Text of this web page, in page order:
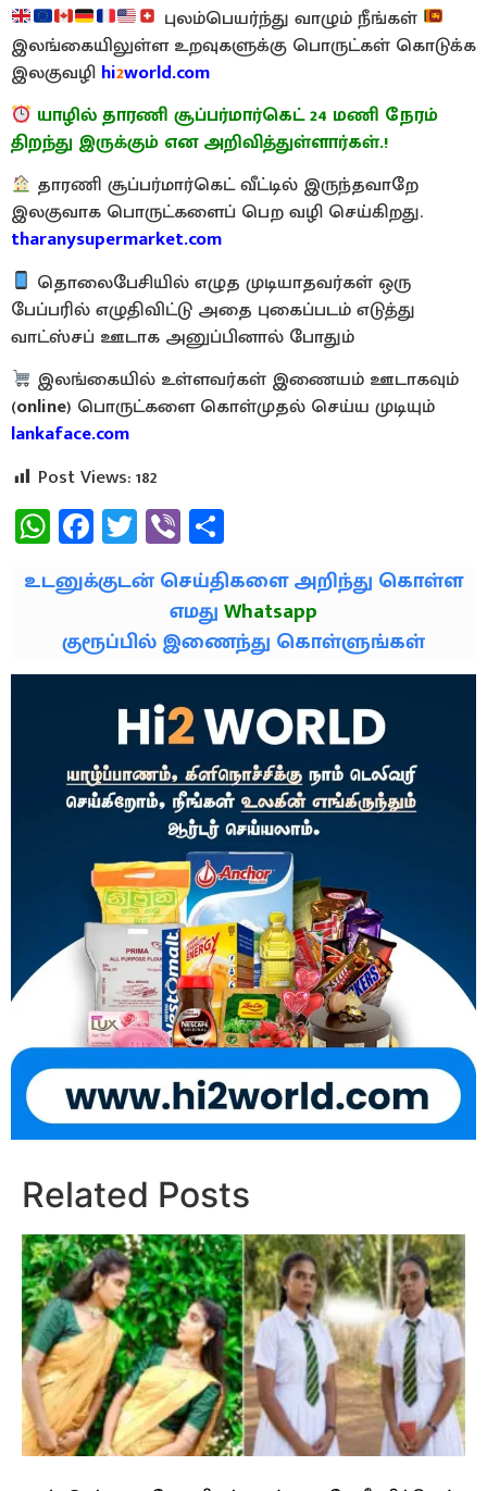
புலம்பெயர்ந்து வாழும் நீங்கள்
இலங்கையிலுள்ள உறவுகளுக்கு பொருட்கள் கொடுக்க
இலகுவழி hi2world.com
யாழில் தாரணி சூப்பர்மார்கெட் 24 மணி நேரம்
திறந்து இருக்கும் என அறிவித்துள்ளார்கள்.!
தாரணி சூப்பர்மார்கெட் வீட்டில் இருந்தவாறே
இலகுவாக பொருட்களைப் பெற வழி செய்கிறது.
tharanysupermarket.com
தொலைபேசியில் எழுத முடியாதவர்கள் ஒரு
பேப்பரில் எழுதிவிட்டு அதை புகைப்படம் எடுத்து
வாட்ஸ்சப் ஊடாக அனுப்பினால் போதும்
இலங்கையில் உள்ளவர்கள் இணையம் ஊடாகவும்
(online) பொருட்களை கொள்முதல் செய்ய முடியும்
lankaface.com
Post Views:182
WhatsApp
Facebook
Twitter
Viber
உடனுக்குடன் செய்திகளை அறிந்து கொள்ள
எமதுWhatsapp
குரூப்பில் இணைந்து கொள்ளுங்கள்
Related Posts